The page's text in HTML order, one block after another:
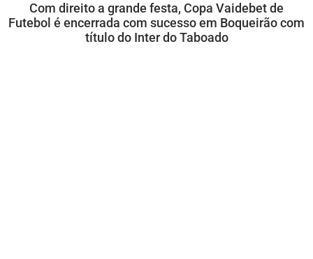
Com direito a grande festa, Copa Vaidebet de
Futebol é encerrada com sucesso em Boqueirão com
título do Inter do Taboado